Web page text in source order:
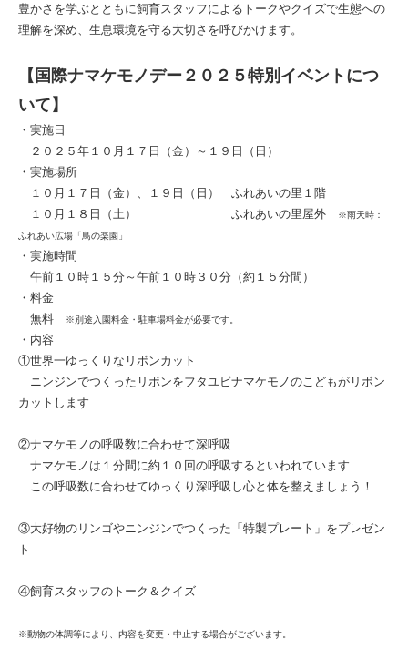
豊かさを学ぶとともに飼育スタッフによるトークやクイズで生態への
理解を深め、生息環境を守る大切さを呼びかけます。
【国際ナマケモノデー２０２５特別イベントにつ
いて】
・実施日
２０２５年１０月１７日（金）～１９日（日）
・実施場所
１０月１７日（金）、１９日（日） ふれあいの里１階
１０月１８日（土） ふれあいの里屋外
※雨天時：
ふれあい広場「鳥の楽園」
・実施時間
午前１０時１５分～午前１０時３０分（約１５分間）
・料金
無料
※別途入園料金・駐車場料金が必要です。
・内容
①世界一ゆっくりなリボンカット
ニンジンでつくったリボンをフタユビナマケモノのこどもがリボン
カットします
②ナマケモノの呼吸数に合わせて深呼吸
ナマケモノは１分間に約１０回の呼吸するといわれています
この呼吸数に合わせてゆっくり深呼吸し心と体を整えましょう！
③大好物のリンゴやニンジンでつくった「特製プレート」をプレゼン
ト
④飼育スタッフのトーク＆クイズ
※動物の体調等により、内容を変更・中止する場合がございます。